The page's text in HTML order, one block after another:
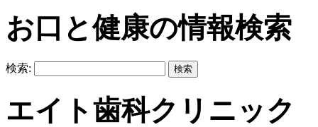
お口と健康の情報検索
検索:
エイト歯科クリニック